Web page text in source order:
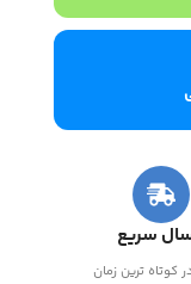
سریع
کوتاه ترین زمان